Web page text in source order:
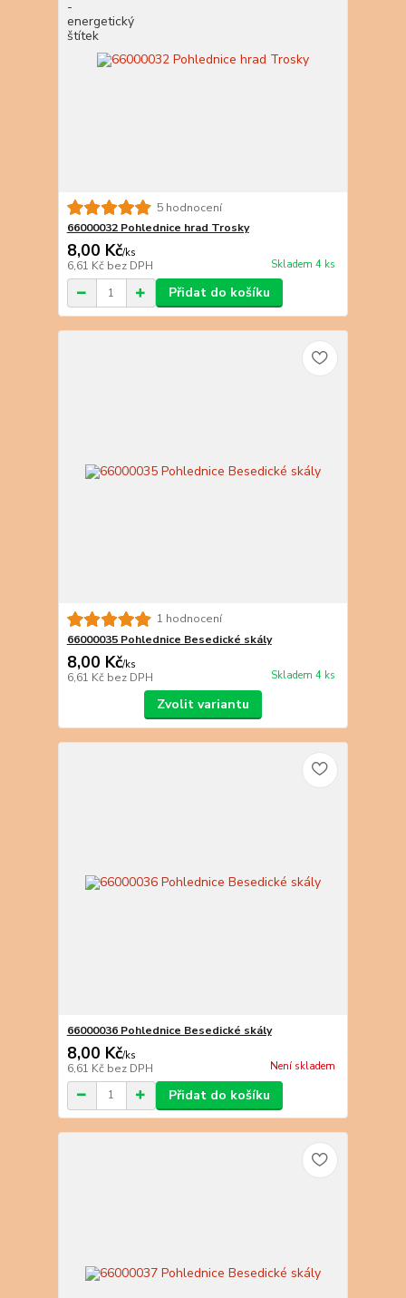
5 hodnocení
66000032 Pohlednice hrad Trosky
8,00 Kč/ks
6,61 Kč bez DPH Skladem 4 ks
Přidat do košíku
1 hodnocení
66000035 Pohlednice Besedické skály
8,00 Kč/ks
6,61 Kč bez DPH Skladem 4 ks
Zvolit variantu
66000036 Pohlednice Besedické skály
8,00 Kč/ks
6,61 Kč bez DPH Není skladem
Přidat do košíku